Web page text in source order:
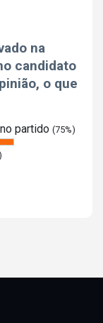
na
candidato
o que
partido (75%)